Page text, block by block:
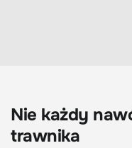
Nie każdy
trawnika